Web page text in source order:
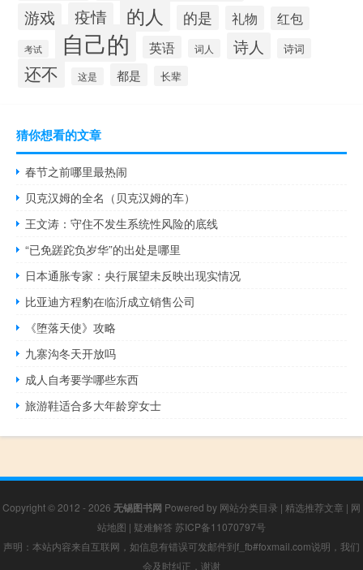
游戏 疫情 的人 的是 礼物 红包
考试 自己的 英语 词人 诗人 诗词
还不 这是 都是 长辈
猜你想看的文章
春节之前哪里最热闹
贝克汉姆的全名（贝克汉姆的车）
王文涛：守住不发生系统性风险的底线
“已免蹉跎负岁华”的出处是哪里
日本通胀专家：央行展望未反映出现实情况
比亚迪方程豹在临沂成立销售公司
《堕落天使》攻略
九寨沟冬天开放吗
成人自考要学哪些东西
旅游鞋适合多大年龄穿女士
Copyright © 2012 - 2026 无锡图书网 Powered by 网站分类目录 | 精选推荐文章 | 网
站地图 | 疑难解答 苏ICP备11070797号
声明：本站内容来自互联网，如信息有错误可发邮件到f_fb#foxmail.com说明，我们
会及时纠正，谢谢